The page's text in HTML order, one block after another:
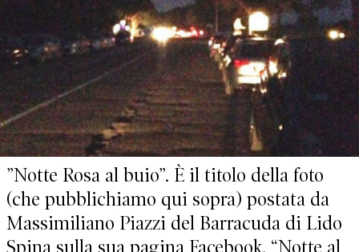
”Notte Rosa al buio”. È il titolo della foto
(che pubblichiamo qui sopra) postata da
Massimiliano Piazzi del Barracuda di Lido
Spina sulla sua pagina Facebook. “Notte al